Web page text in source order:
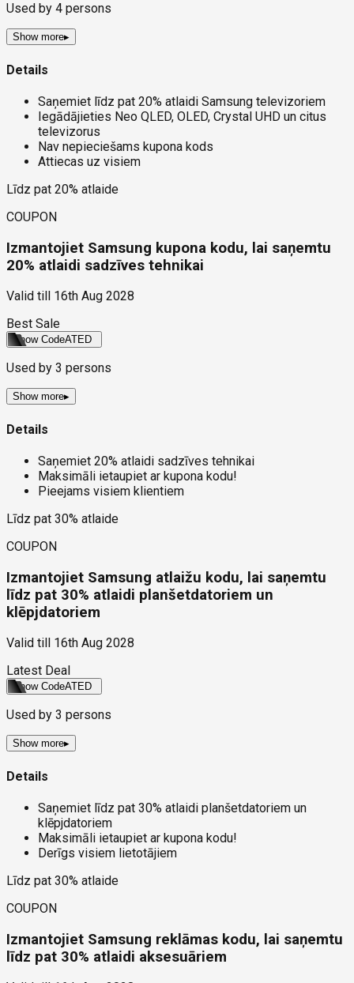
Used by 4 persons
Show more▸
Details
Saņemiet līdz pat 20% atlaidi Samsung televizoriem
Iegādājieties Neo QLED, OLED, Crystal UHD un citus
televizorus
Nav nepieciešams kupona kods
Attiecas uz visiem
Līdz pat 20% atlaide
COUPON
Izmantojiet Samsung kupona kodu, lai saņemtu
20% atlaidi sadzīves tehnikai
Valid till
16th Aug 2028
Best Sale
Show CodeATED
Used by 3 persons
Show more▸
Details
Saņemiet 20% atlaidi sadzīves tehnikai
Maksimāli ietaupiet ar kupona kodu!
Pieejams visiem klientiem
Līdz pat 30% atlaide
COUPON
Izmantojiet Samsung atlaižu kodu, lai saņemtu
līdz pat 30% atlaidi planšetdatoriem un
klēpjdatoriem
Valid till
16th Aug 2028
Latest Deal
Show CodeATED
Used by 3 persons
Show more▸
Details
Saņemiet līdz pat 30% atlaidi planšetdatoriem un
klēpjdatoriem
Maksimāli ietaupiet ar kupona kodu!
Derīgs visiem lietotājiem
Līdz pat 30% atlaide
COUPON
Izmantojiet Samsung reklāmas kodu, lai saņemtu
līdz pat 30% atlaidi aksesuāriem